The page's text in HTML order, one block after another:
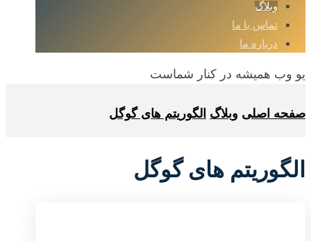
وبلاگ
تماس با ما
درباره ما
یو وب همیشه در کنار شماست
صفحه اصلی وبلاگ الگوریتم های گوگل
الگوریتم های گوگل